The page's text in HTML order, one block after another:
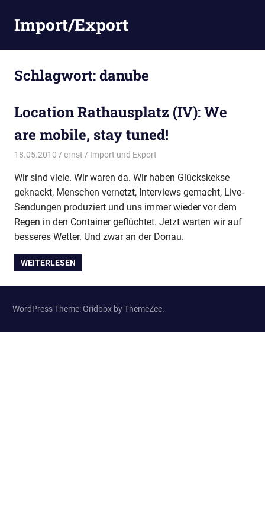
InhaltImport/Export
Schlagwort:danube
Location Rathausplatz (IV): We
are mobile, stay tuned!
18.05.2010 ernst Import und Export
Wir sind viele. Wir waren da. Wir haben Glückskekse
geknackt, Menschen vernetzt, Interviews gemacht, Live-
Sendungen produziert und uns immer wieder vor dem
Regen in den Container geflüchtet. Jetzt warten wir auf
besseres Wetter. Und zwar an der Donau.
WEITERLESEN
WordPress Theme: Gridbox by ThemeZee.